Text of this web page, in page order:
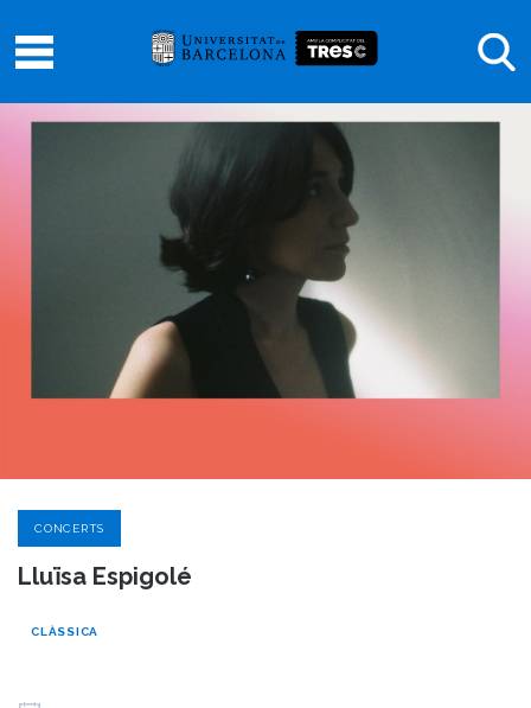
CONCERTS
Lluïsa Espigolé
CLÀSSICA